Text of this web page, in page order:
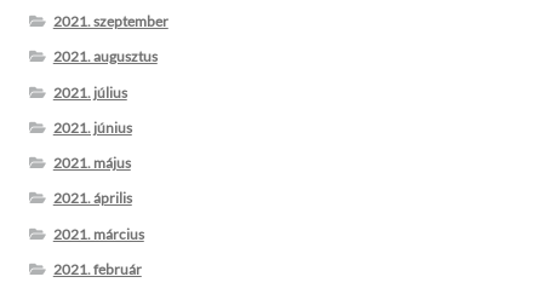
2021. szeptember
2021. augusztus
2021. július
2021. június
2021. május
2021. április
2021. március
2021. február